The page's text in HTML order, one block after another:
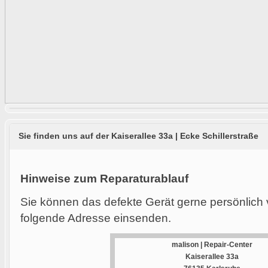
Sie finden uns auf der Kaiserallee 33a | Ecke Schillerstraße
Hinweise zum Reparaturablauf
Sie können das defekte Gerät gerne
folgende Adresse einsenden.
malison | Repair-Center
Kaiserallee 33a